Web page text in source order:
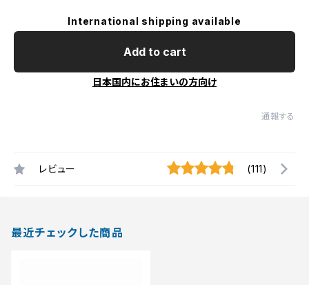
International shipping available
Add to cart
日本国内にお住まいの方向け
通報する
レビュー (111)
最近チェックした商品